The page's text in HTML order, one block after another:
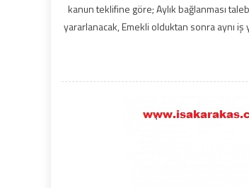
kanun teklifine göre; Aylık bağlanması
yararlanacak, Emekli olduktan sonra aynı